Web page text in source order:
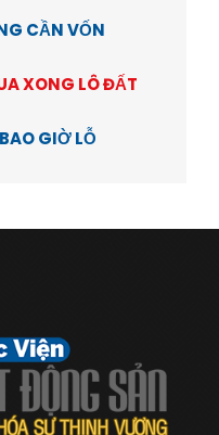
CẦN VỐN
XONG LÔ ĐẤT
GIỜ LỖ